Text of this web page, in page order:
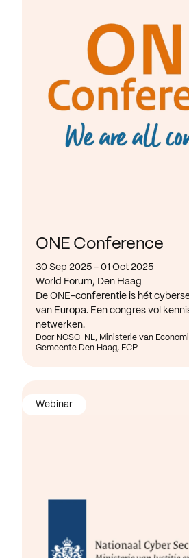
ONE Conference
30 Sep 2025 - 01 Oct 2025
World Forum, Den Haag
De ONE-conferentie is hét
van Europa. Een congres vol
netwerken.
Door NCSC-NL, Ministerie van
Gemeente Den Haag, ECP
Webinar